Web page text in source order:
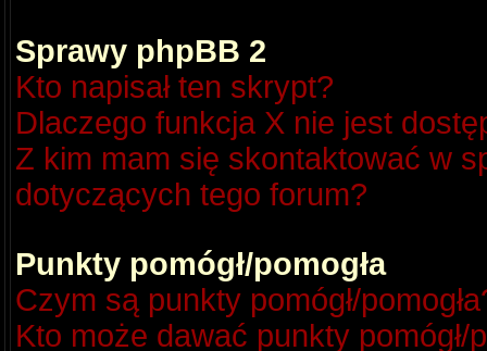
Sprawy phpBB 2
Kto napisał ten skrypt?
Dlaczego funkcja X nie jest
Z kim mam się skontaktować w
dotyczących tego forum?
Punkty pomógł/pomogła
Czym są punkty pomógł/
Kto może dawać punkty pomógł/